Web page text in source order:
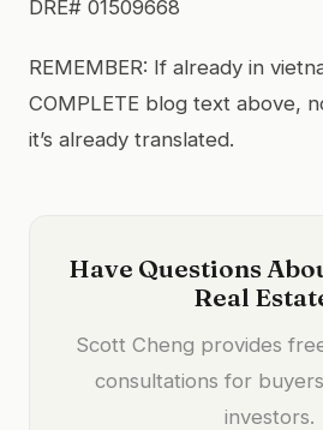
DRE# 01509668
REMEMBER: If already in
COMPLETE blog text above,
it’s already translated.
Have Questions
Real
Scott Cheng provides
consultations for
investors.